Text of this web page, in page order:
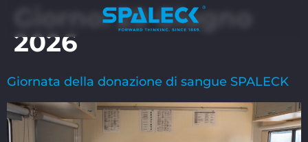
Giorno:29 Giugno
2026
Giornata della donazione di sangue SPALECK